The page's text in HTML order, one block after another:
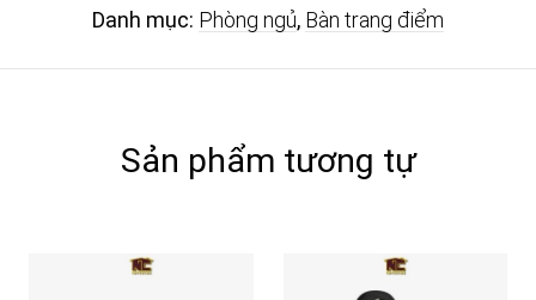
Danh mục: Phòng ngủ, Bàn trang điểm
Sản phẩm tương tự